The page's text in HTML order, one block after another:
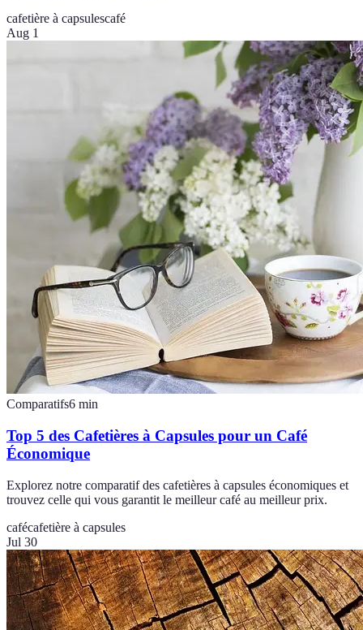
cafetière à capsulescafé
Aug 1
Comparatifs6 min
Top 5 des Cafetières à Capsules pour un Café
Économique
Explorez notre comparatif des cafetières à capsules économiques et
trouvez celle qui vous garantit le meilleur café au meilleur prix.
cafécafetière à capsules
Jul 30